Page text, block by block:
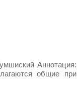
общие